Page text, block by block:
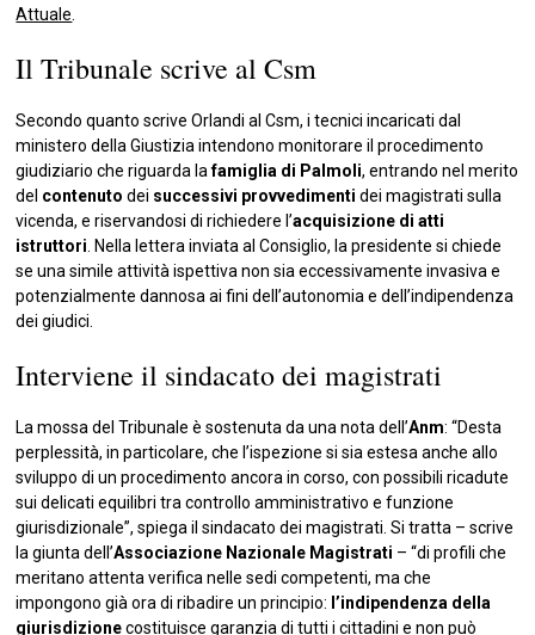
Attuale
Il Tribunale scrive al Csm
Secondo quanto scrive Orlandi al Csm, i tecnici incaricati dal
ministero della Giustizia intendono monitorare il procedimento
giudiziario che riguarda lafamiglia di Palmoli, entrando nel merito
del contenuto dei successivi provvedimenti dei magistrati sulla
vicenda, e riservandosi di richiedere l’acquisizione di atti
istruttori . Nella lettera inviata al Consiglio, la presidente si chiede
se una simile attività ispettiva non sia eccessivamente invasiva e
potenzialmente dannosa ai fini dell’autonomia e dell’indipendenza
dei giudici.
Interviene il sindacato dei magistrati
La mossa del Tribunale è sostenuta da una nota dell’Anm: “Desta
perplessità, in particolare, che l’ispezione si sia estesa anche allo
sviluppo di un procedimento ancora in corso, con possibili ricadute
sui delicati equilibri tra controllo amministrativo e funzione
giurisdizionale”, spiega il sindacato dei magistrati. Si tratta – scrive
la giunta dell’Associazione Nazionale Magistrati – “di profili che
meritano attenta verifica nelle sedi competenti, ma che
impongono già ora di ribadire un principio: l’indipendenza della
giurisdizionecostituisce garanzia di tutti i cittadini e non può